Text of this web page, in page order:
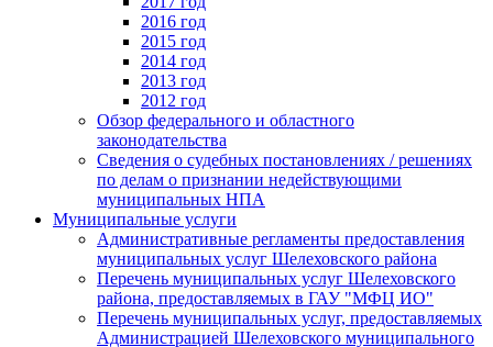
2016 год
2015 год
2014 год
2013 год
2012 год
Обзор федерального и областного
законодательства
Сведения о судебных постановлениях / решениях
по делам о признании недействующими
муниципальных НПА
Муниципальные услуги
Административные регламенты предоставления
муниципальных услуг Шелеховского района
Перечень муниципальных услуг Шелеховского
района, предоставляемых в ГАУ "МФЦ ИО"
Перечень муниципальных услуг, предоставляемых
Администрацией Шелеховского муниципального